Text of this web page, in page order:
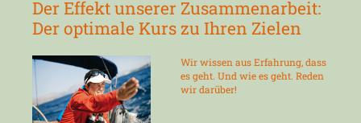
Der Effekt unserer Zusammenarbeit:
Der optimale Kurs zu Ihren Zielen
Wir wissen aus Erfahrung, dass
es geht. Und wie es geht. Reden
wir darüber!